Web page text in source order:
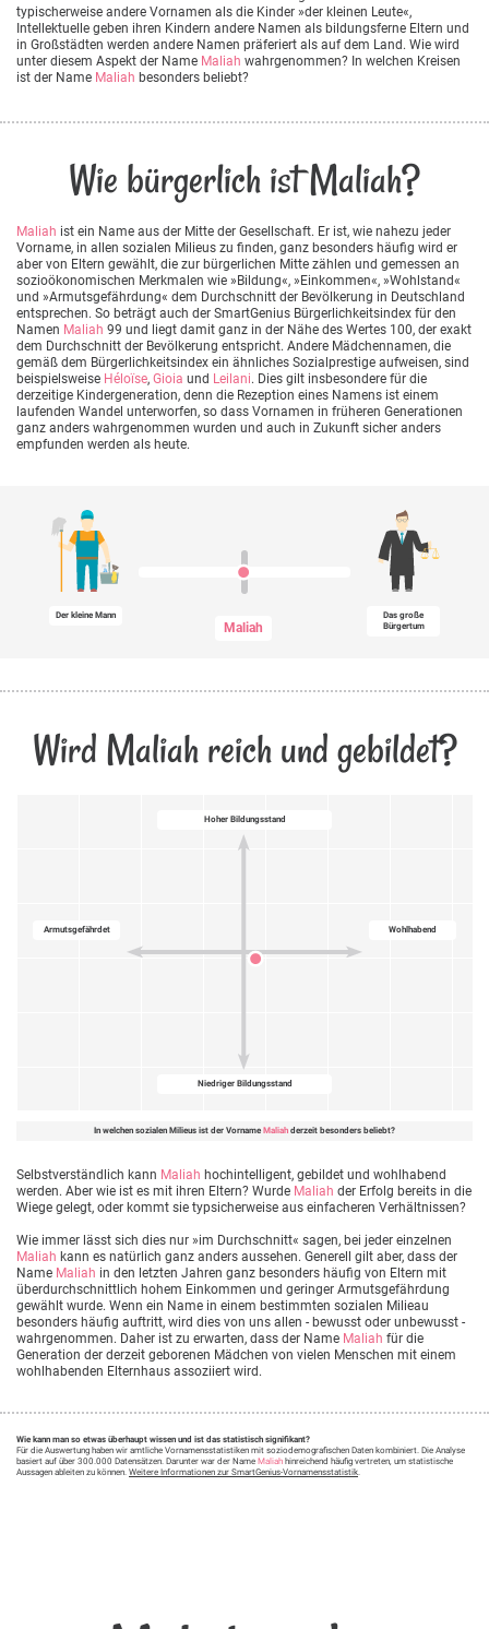
typischerweise andere Vornamen als die Kinder »der kleinen Leute«,
Intellektuelle geben ihren Kindern andere Namen als bildungsferne Eltern und
in Großstädten werden andere Namen präferiert als auf dem Land. Wie wird
unter diesem Aspekt der Name Maliah wahrgenommen? In welchen Kreisen
ist der Name Maliah besonders beliebt?
Wie bürgerlich ist Maliah?
Maliah ist ein Name aus der Mitte der Gesellschaft. Er ist, wie nahezu jeder
Vorname, in allen sozialen Milieus zu finden, ganz besonders häufig wird er
aber von Eltern gewählt, die zur bürgerlichen Mitte zählen und gemessen an
sozioökonomischen Merkmalen wie »Bildung«, »Einkommen«, »Wohlstand«
und »Armutsgefährdung« dem Durchschnitt der Bevölkerung in Deutschland
entsprechen. So beträgt auch der SmartGenius Bürgerlichkeitsindex für den
Namen Maliah 99 und liegt damit ganz in der Nähe des Wertes 100, der exakt
dem Durchschnitt der Bevölkerung entspricht. Andere Mädchennamen, die
gemäß dem Bürgerlichkeitsindex ein ähnliches Sozialprestige aufweisen, sind
beispielsweise Héloïse, Gioia und Leilani. Dies gilt insbesondere für die
derzeitige Kindergeneration, denn die Rezeption eines Namens ist einem
laufenden Wandel unterworfen, so dass Vornamen in früheren Generationen
ganz anders wahrgenommen wurden und auch in Zukunft sicher anders
empfunden werden als heute.
Der kleine Mann
Maliah
Das große
Bürgertum
Wird Maliah reich und gebildet?
Hoher Bildungsstand
Wohlhabend
Niedriger Bildungsstand
Armutsgefährdet
In welchen sozialen Milieus ist der Vorname Maliah derzeit besonders beliebt?
Selbstverständlich kann Maliah hochintelligent, gebildet und wohlhabend
werden. Aber wie ist es mit ihren Eltern? Wurde Maliah der Erfolg bereits in die
Wiege gelegt, oder kommt sie typsicherweise aus einfacheren Verhältnissen?
Wie immer lässt sich dies nur »im Durchschnitt« sagen, bei jeder einzelnen
Maliah kann es natürlich ganz anders aussehen. Generell gilt aber, dass der
Name Maliah in den letzten Jahren ganz besonders häufig von Eltern mit
überdurchschnittlich hohem Einkommen und geringer Armutsgefährdung
gewählt wurde. Wenn ein Name in einem bestimmten sozialen Milieau
besonders häufig auftritt, wird dies von uns allen - bewusst oder unbewusst -
wahrgenommen. Daher ist zu erwarten, dass der Name Maliah für die
Generation der derzeit geborenen Mädchen von vielen Menschen mit einem
wohlhabenden Elternhaus assoziiert wird.
Wie kann man so etwas überhaupt wissen und ist das statistisch signifikant?
Für die Auswertung haben wir amtliche Vornamensstatistiken mit soziodemografischen Daten kombiniert. Die Analyse
basiert auf über 300.000 Datensätzen. Darunter war der Name Maliah hinreichend häufig vertreten, um statistische
Aussagen ableiten zu können. Weitere Informationen zur SmartGenius-Vornamensstatistik.